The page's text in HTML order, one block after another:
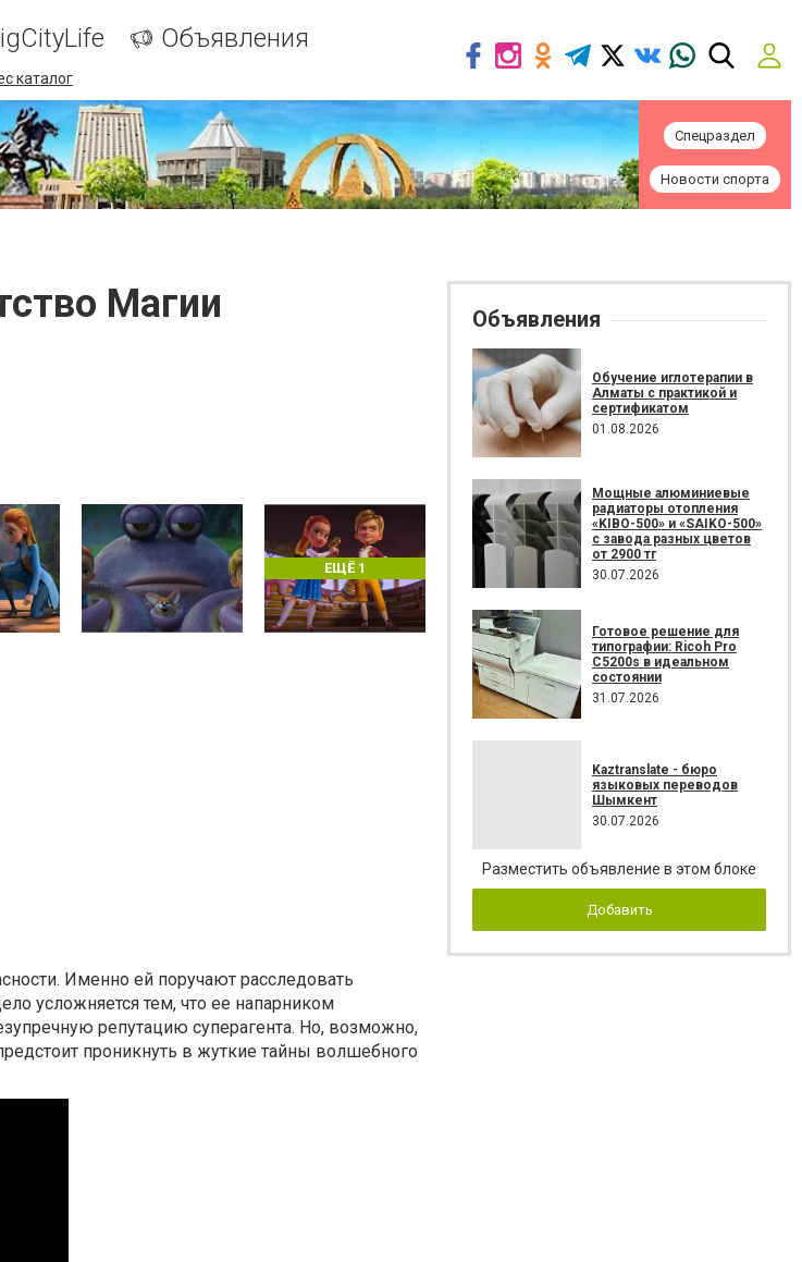
Объявления
каталог
Спецраздел
Новости спорта
Магии
ЕЩЁ 1
Именно ей поручают расследовать
усложняется тем, что ее напарником
репутацию суперагента. Но, возможно,
проникнуть в жуткие тайны волшебного
Объявления
Обучение иглотерапии в
Алматы с практикой и
сертификатом
01.08.2026
Мощные алюминиевые
радиаторы отопления
«KIBO-500» и «SAIKO-500»
с завода разных цветов
от 2900 тг
30.07.2026
Готовое решение для
типографии: Ricoh Pro
C5200s в идеальном
состоянии
31.07.2026
Kaztranslate - бюро
языковых переводов
Шымкент
30.07.2026
Разместить объявление в этом блоке
Добавить